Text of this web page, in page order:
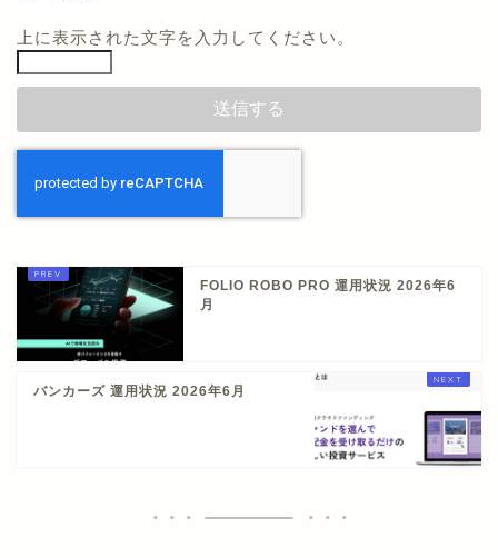
上に表示された文字を入力してください。
FOLIO ROBO PRO 運用状況 2026年6
月
バンカーズ 運用状況 2026年6月